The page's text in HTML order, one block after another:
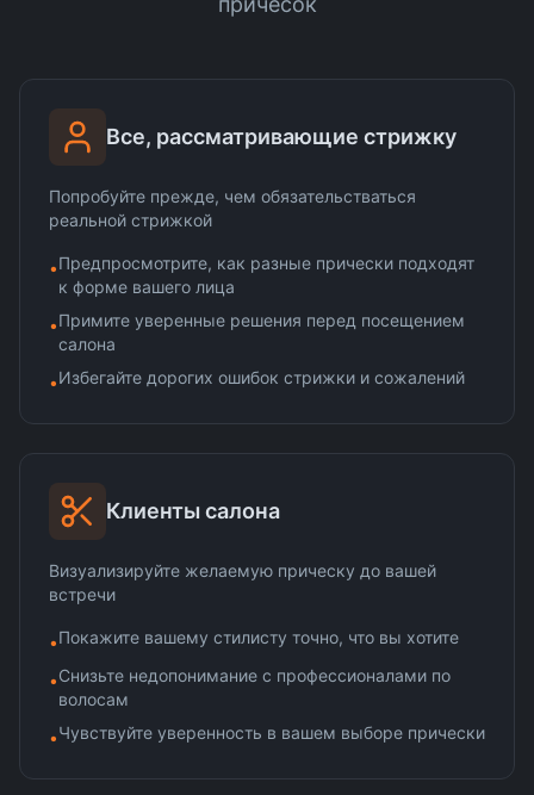
Все, рассматривающие стрижку
Попробуйте прежде, чем обязательстваться
реальной стрижкой
•Предпросмотрите, как разные прически подходят
к форме вашего лица
•Примите уверенные решения перед посещением
салона
•Избегайте дорогих ошибок стрижки и сожалений
Клиенты салона
Визуализируйте желаемую прическу до вашей
встречи
•Покажите вашему стилисту точно, что вы хотите
•Снизьте недопонимание с профессионалами по
волосам
•Чувствуйте уверенность в вашем выборе прически